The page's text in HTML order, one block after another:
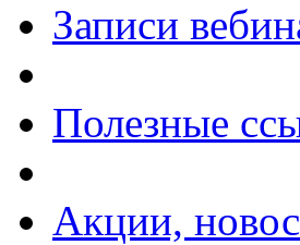
Записи
Полезные
Акции,